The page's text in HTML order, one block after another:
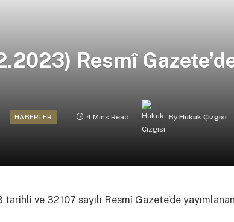
Resmî
HABERLER 4 Mins Read By Hukuk Çizgisi
tarihli ve 32107 sayılı Resmî Gazete’de